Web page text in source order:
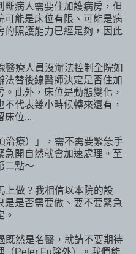
斷病人需要住加護病房，但
可能是床位有限、可能是病
的照護能力已經足夠，因此
醫療人員沒辦法控制全院如
法替後線醫師決定是否住加
此外，床位是動態變化，
代表幾小時候轉來還有，
床位...
治療）」，需不需要緊急手
開自然就會加速處理。至
二點～
上做？我相信以本院的設
是是否需要做、要不要緊急
。
既然是名醫，就請不要期待
（Peter Fu除外）。我們能